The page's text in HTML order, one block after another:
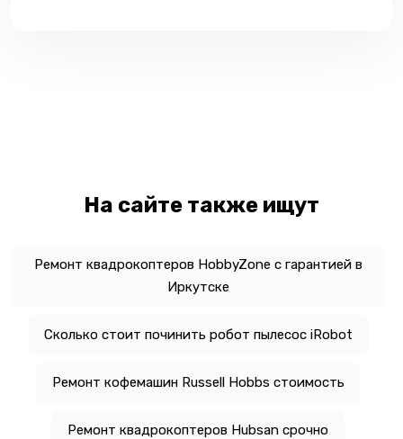
На сайте также ищут
Ремонт квадрокоптеров HobbyZone с гарантией в
Иркутске
Сколько стоит починить робот пылесос iRobot
Ремонт кофемашин Russell Hobbs стоимость
Ремонт квадрокоптеров Hubsan срочно